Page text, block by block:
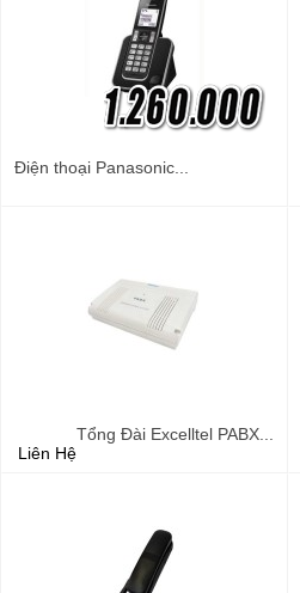
Điện thoại Panasonic...
Liên Hệ
Tổng Đài Excelltel PABX...